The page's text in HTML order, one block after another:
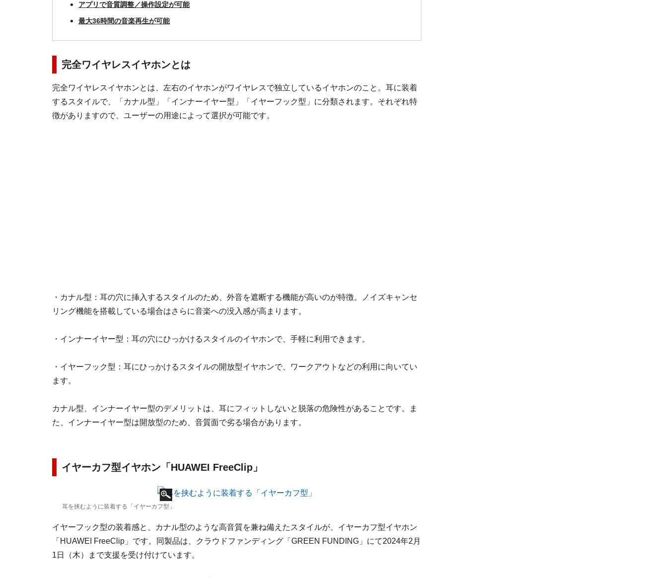
アプリで音質調整／操作設定が可能
最大36時間の音楽再生が可能
完全ワイヤレスイヤホンとは
完全ワイヤレスイヤホンとは、左右のイヤホンがワイヤレスで独立しているイヤホンのこと。耳に装着
するスタイルで、「カナル型」「インナーイヤー型」「イヤーフック型」に分類されます。それぞれ特
徴がありますので、ユーザーの用途によって選択が可能です。
・カナル型：耳の穴に挿入するスタイルのため、外音を遮断する機能が高いのが特徴。ノイズキャンセ
リング機能を搭載している場合はさらに音楽への没入感が高まります。
・インナーイヤー型：耳の穴にひっかけるスタイルのイヤホンで、手軽に利用できます。
・イヤーフック型：耳にひっかけるスタイルの開放型イヤホンで、ワークアウトなどの利用に向いてい
ます。
カナル型、インナーイヤー型のデメリットは、耳にフィットしないと脱落の危険性があることです。ま
た、インナーイヤー型は開放型のため、音質面で劣る場合があります。
イヤーカフ型イヤホン「HUAWEI FreeClip」
耳を挟むように装着する「イヤーカフ型」
イヤーフック型の装着感と、カナル型のような高音質を兼ね備えたスタイルが、イヤーカフ型イヤホン
「HUAWEI FreeClip」です。同製品は、クラウドファンディング「GREEN FUNDING」にて2024年2月
1日（木）まで支援を受け付けています。